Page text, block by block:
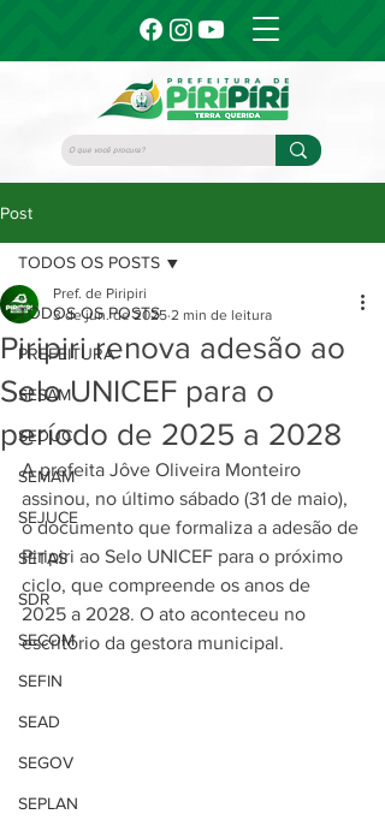
Post
TODOS OS POSTS
PREFEITURA
SESAM
SEDUC
SEMAM
SEJUCE
SETAS
SDR
SECOM
SEFIN
SEAD
SEGOV
SEPLAN
TODOS OS POSTS
Piripiri renova adesão ao
Selo UNICEF para o
período de 2025 a 2028
Pref. de Piripiri
3 de jun. de 2025 2 min de leitura
A prefeita Jôve Oliveira Monteiro
assinou, no último sábado (31 de maio),
o documento que formaliza a adesão de
Piripiri ao Selo UNICEF para o próximo
ciclo, que compreende os anos de
2025 a 2028. O ato aconteceu no
escritório da gestora municipal.